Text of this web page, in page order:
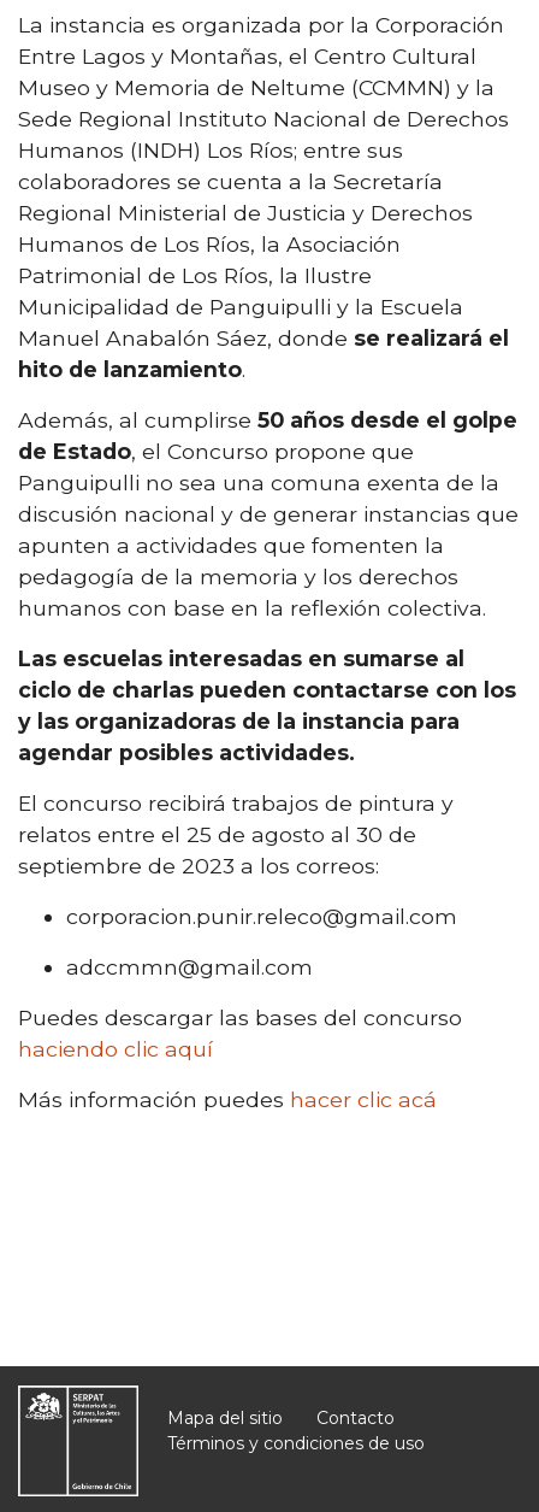
La instancia es organizada por la Corporación
Entre Lagos y Montañas, el Centro Cultural
Museo y Memoria de Neltume (CCMMN) y la
Sede Regional Instituto Nacional de Derechos
Humanos (INDH) Los Ríos; entre sus
colaboradores se cuenta a la Secretaría
Regional Ministerial de Justicia y Derechos
Humanos de Los Ríos, la Asociación
Patrimonial de Los Ríos, la Ilustre
Municipalidad de Panguipulli y la Escuela
Manuel Anabalón Sáez, donde se realizará el
hito de lanzamiento.
Además, al cumplirse 50 años desde el golpe
de Estado, el Concurso propone que
Panguipulli no sea una comuna exenta de la
discusión nacional y de generar instancias que
apunten a actividades que fomenten la
pedagogía de la memoria y los derechos
humanos con base en la reflexión colectiva.
Las escuelas interesadas en sumarse al
ciclo de charlas pueden contactarse con los
y las organizadoras de la instancia para
agendar posibles actividades.
El concurso recibirá trabajos de pintura y
relatos entre el 25 de agosto al 30 de
septiembre de 2023 a los correos:
corporacion.punir.releco@gmail.com
adccmmn@gmail.com
Puedes descargar las bases del concurso
haciendo clic aquí
Más información puedes hacer clic acá
Mapa del sitio
Contacto
Términos y condiciones de uso